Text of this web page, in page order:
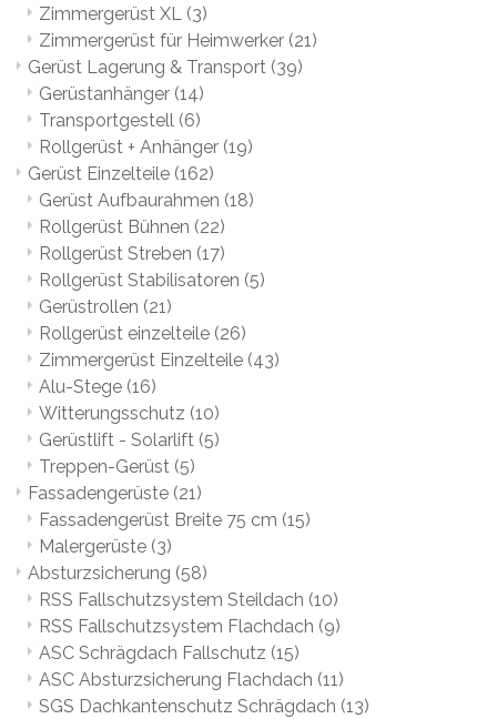
Zimmergerüst XL (3)
Zimmergerüst für Heimwerker (21)
Gerüst Lagerung & Transport (39)
Gerüstanhänger (14)
Transportgestell (6)
Rollgerüst + Anhänger (19)
Gerüst Einzelteile (162)
Gerüst Aufbaurahmen (18)
Rollgerüst Bühnen (22)
Rollgerüst Streben (17)
Rollgerüst Stabilisatoren (5)
Gerüstrollen (21)
Rollgerüst einzelteile (26)
Zimmergerüst Einzelteile (43)
Alu-Stege (16)
Witterungsschutz (10)
Gerüstlift - Solarlift (5)
Treppen-Gerüst (5)
Fassadengerüste (21)
Fassadengerüst Breite 75 cm (15)
Malergerüste (3)
Absturzsicherung (58)
RSS Fallschutzsystem Steildach (10)
RSS Fallschutzsystem Flachdach (9)
ASC Schrägdach Fallschutz (15)
ASC Absturzsicherung Flachdach (11)
SGS Dachkantenschutz Schrägdach (13)